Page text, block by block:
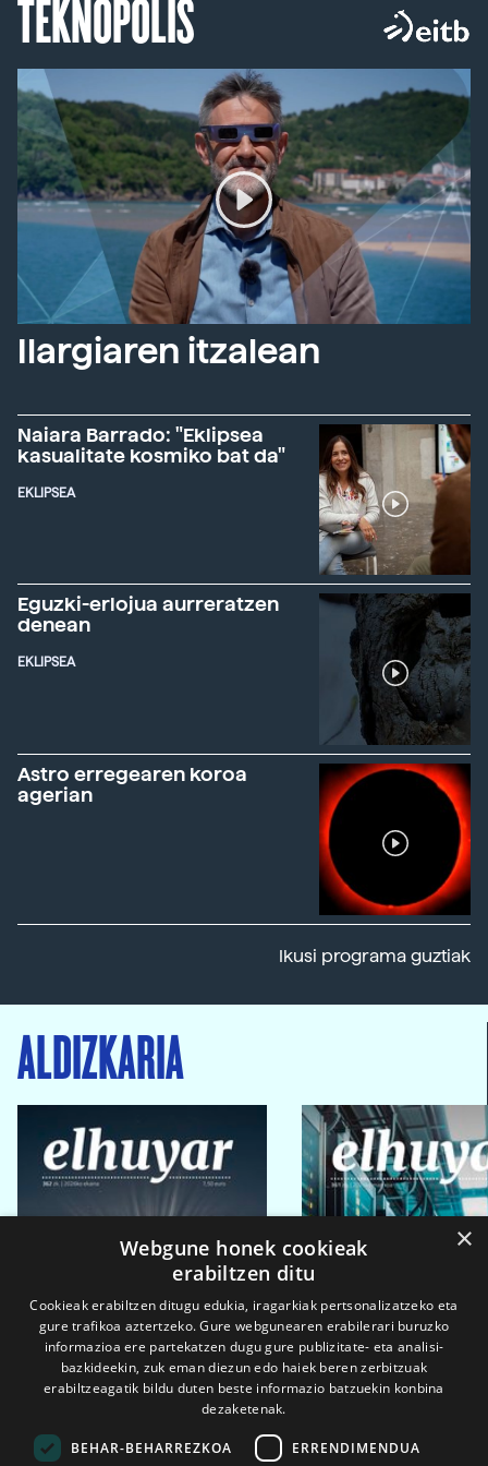
TEKNOPOLIS
Ilargiaren itzalean
Naiara Barrado: "Eklipsea
kasualitate kosmiko bat da"
EKLIPSEA
Eguzki-erlojua aurreratzen
denean
EKLIPSEA
Astro erregearen koroa
agerian
Ikusi programa guztiak
ALDIZKARIA
×
Webgune honek cookieak
erabiltzen ditu
Cookieak erabiltzen ditugu edukia, iragarkiak pertsonalizatzeko eta
gure trafikoa aztertzeko. Gure webgunearen erabilerari buruzko
informazioa ere partekatzen dugu gure publizitate- eta analisi-
bazkideekin, zuk eman diezun edo haiek beren zerbitzuak
erabiltzeagatik bildu duten beste informazio batzuekin konbina
dezaketenak.
BEHAR-BEHARREZKOA ERRENDIMENDUA